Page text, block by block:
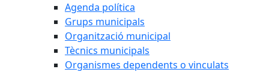
Agenda política
Grups municipals
Organització municipal
Tècnics municipals
Organismes dependents o vinculats